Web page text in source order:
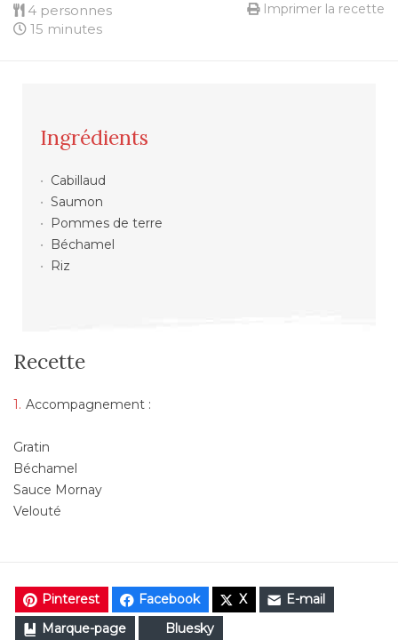
4 personnes
15 minutes
Imprimer la recette
Ingrédients
Cabillaud
Saumon
Pommes de terre
Béchamel
Riz
Recette
Accompagnement :
Gratin
Béchamel
Sauce Mornay
Velouté
Pinterest Facebook X
E-mail
Marque-page
Bluesky